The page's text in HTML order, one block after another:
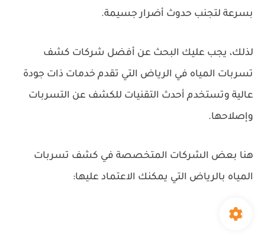
بسرعة لتجنب حدوث أضرار جسيمة.
لذلك، يجب عليك البحث عن أفضل شركات كشف
تسربات المياه في الرياض التي تقدم خدمات ذات جودة
عالية وتستخدم أحدث التقنيات للكشف عن التسربات
وإصلاحها.
هنا بعض الشركات المتخصصة في كشف تسربات
المياه بالرياض التي يمكنك الاعتماد عليها: